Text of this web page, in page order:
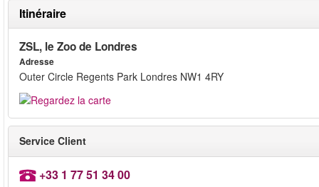
Itinéraire
ZSL, le Zoo de Londres
Adresse
Outer Circle Regents Park Londres NW1 4RY
Service Client
+33 1 77 51 34 00